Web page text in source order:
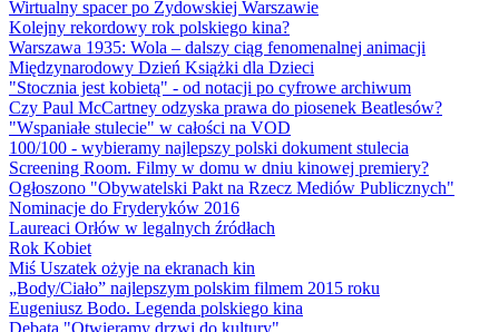
Wirtualny spacer po Żydowskiej Warszawie
Kolejny rekordowy rok polskiego kina?
Warszawa 1935: Wola – dalszy ciąg fenomenalnej animacji
Międzynarodowy Dzień Książki dla Dzieci
"Stocznia jest kobietą" - od notacji po cyfrowe archiwum
Czy Paul McCartney odzyska prawa do piosenek Beatlesów?
"Wspaniałe stulecie" w całości na VOD
100/100 - wybieramy najlepszy polski dokument stulecia
Screening Room. Filmy w domu w dniu kinowej premiery?
Ogłoszono "Obywatelski Pakt na Rzecz Mediów Publicznych"
Nominacje do Fryderyków 2016
Laureaci Orłów w legalnych źródłach
Rok Kobiet
Miś Uszatek ożyje na ekranach kin
„Body/Ciało” najlepszym polskim filmem 2015 roku
Eugeniusz Bodo. Legenda polskiego kina